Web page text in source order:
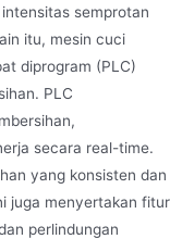
semprotan
itu, mesin cuci
diprogram (PLC)
PLC
secara real-time.
yang konsisten dan
juga menyertakan fitur
perlindungan